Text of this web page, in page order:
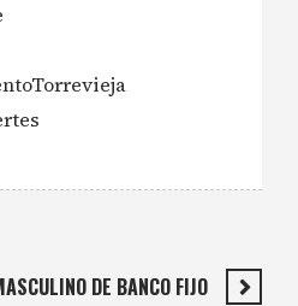
DE BANCO FIJO